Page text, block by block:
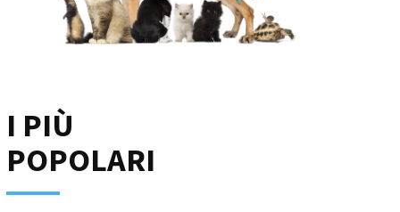
I PIÙ
POPOLARI